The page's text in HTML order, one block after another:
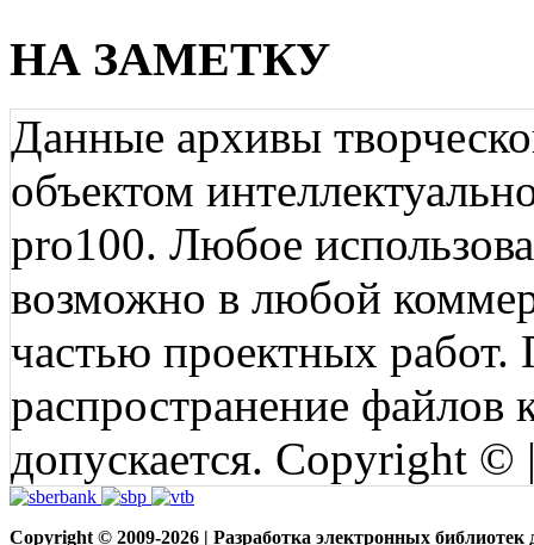
НА ЗАМЕТКУ
Данные архивы
объектом
pro100. Любое
возможно в любой
частью проектных
распространение файлов
допускается. Copyright
Copyright © 2009-2026 | Разработка электронных библиотек